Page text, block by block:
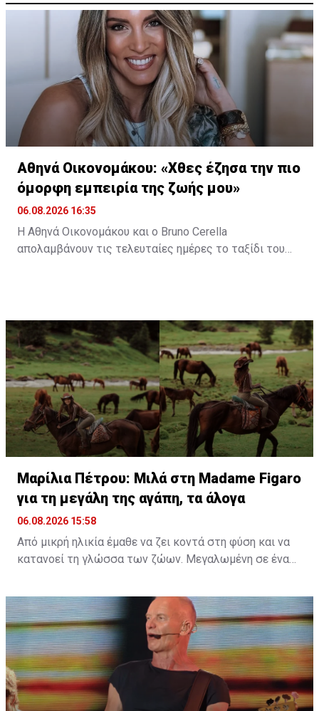
Αθηνά Οικονομάκου: «Χθες έζησα την πιο
όμορφη εμπειρία της ζωής μου»
06.08.2026 16:35
Η Αθηνά Οικονομάκου και ο Bruno Cerella
απολαμβάνουν τις τελευταίες ημέρες το ταξίδι του
εντυπωσιακές πτεροφάλαινες.
Διαβάστε περισσότερα στο madamefigaro.cy
Διαβάστε επίσης:Μαρίλια Πέτρου: Μιλά στη Madame
Figaro για τη μεγάλη της αγάπη, τα άλογα
Μαρίλια Πέτρου: Μιλά στη Madame Figaro
για τη μεγάλη της αγάπη, τα άλογα
06.08.2026 15:58
Από μικρή ηλικία έμαθε να ζει κοντά στη φύση και να
κατανοεί τη γλώσσα των ζώων. Μεγαλωμένη σε ένα
ένας δεσμός που εξελίχθηκε σε τρόπο ζωής. Μια
ταινία, ένα παιδικό όνειρο και μια βαθιά εσωτερική
ανάγκη για ελευθερία ήταν αρκετά για να γεννηθεί μια
σχέση που θα τη σημάδευε για πάντα.
Διαβάστε περισσότερα στο madamefigaro.cy